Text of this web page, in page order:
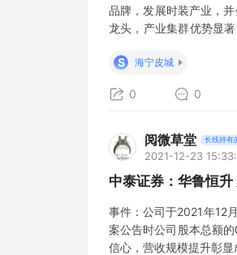
品牌，发展时装产业
龙头，产业集群优势显
和相关服务业务，为周
S 海宁皮城
0 0
阅微草堂 长线持有
2021-12-23
中泰证券：华鲁恒
事件：公司于2021年12
案公告时公司股本总
信心，营收规模提升彰